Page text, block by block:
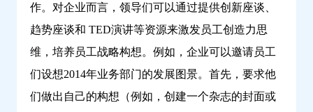
作。对企业而言，领导们可以通过提供创新座谈、
趋势座谈和 TED演讲等资源来激发员工创造力思
维，培养员工战略构想。例如，企业可以邀请员工
们设想2014年业务部门的发展图景。首先，要求他
们做出自己的构想（例如，创建一个杂志的封面或